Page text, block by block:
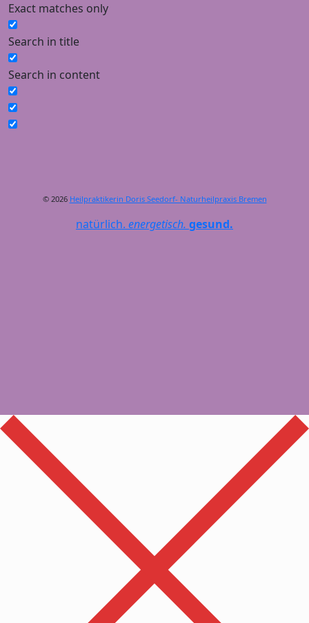
Exact matches only
Search in title
Search in content
© 2026 Heilpraktikerin Doris Seedorf- Naturheilpraxis Bremen
natürlich. energetisch. gesund.